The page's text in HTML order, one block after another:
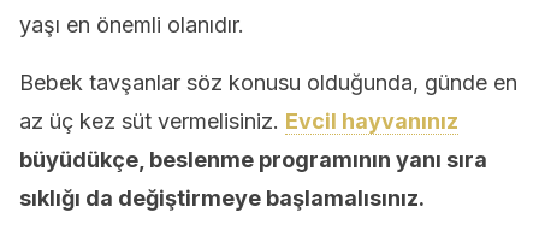
yaşı en önemli olanıdır.
Bebek tavşanlar söz konusu olduğunda, günde en
az üç kez süt vermelisiniz. Evcil hayvanınız
büyüdükçe, beslenme programının yanı sıra
sıklığı da değiştirmeye başlamalısınız.